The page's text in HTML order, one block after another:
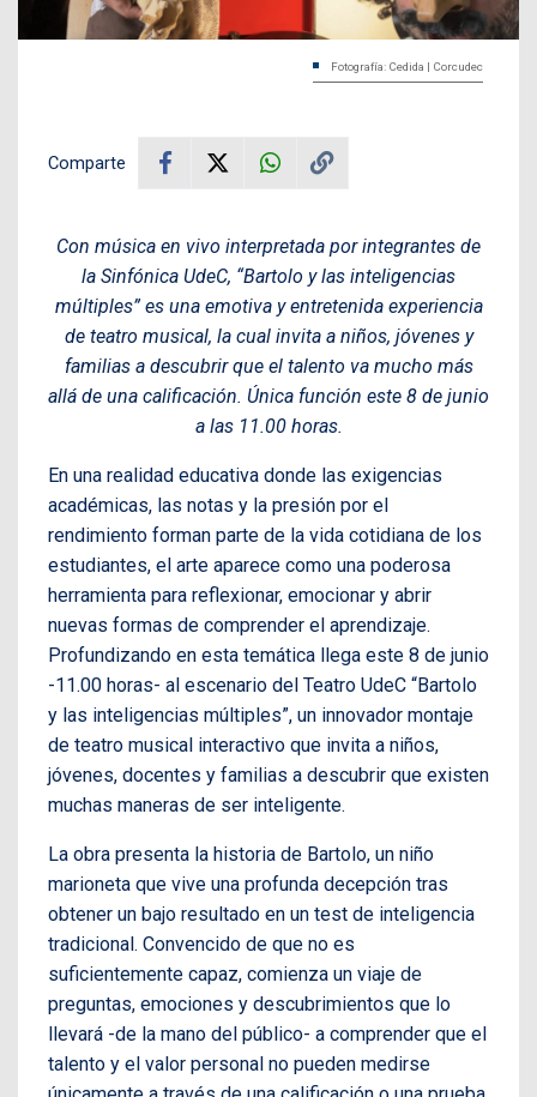
Fotografía: Cedida | Corcudec
Comparte
Con música en vivo interpretada por integrantes de
la Sinfónica UdeC, “Bartolo y las inteligencias
múltiples” es una emotiva y entretenida experiencia
de teatro musical, la cual invita a niños, jóvenes y
familias a descubrir que el talento va mucho más
allá de una calificación. Única función este 8 de junio
a las 11.00 horas.
En una realidad educativa donde las exigencias
académicas, las notas y la presión por el
rendimiento forman parte de la vida cotidiana de los
estudiantes, el arte aparece como una poderosa
herramienta para reflexionar, emocionar y abrir
nuevas formas de comprender el aprendizaje.
Profundizando en esta temática llega este 8 de junio
-11.00 horas- al escenario del Teatro UdeC “Bartolo
y las inteligencias múltiples”, un innovador montaje
de teatro musical interactivo que invita a niños,
jóvenes, docentes y familias a descubrir que existen
muchas maneras de ser inteligente.
La obra presenta la historia de Bartolo, un niño
marioneta que vive una profunda decepción tras
obtener un bajo resultado en un test de inteligencia
tradicional. Convencido de que no es
suficientemente capaz, comienza un viaje de
preguntas, emociones y descubrimientos que lo
llevará -de la mano del público- a comprender que el
talento y el valor personal no pueden medirse